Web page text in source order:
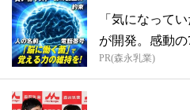
「気になって
が開発。感動の
PR(森永乳業)